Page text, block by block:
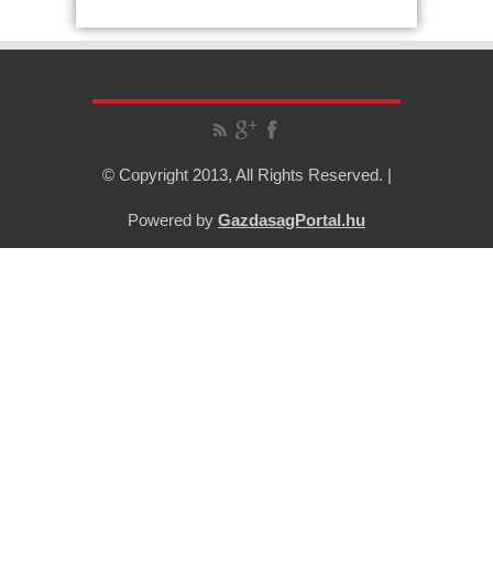
© Copyright 2013, All Rights Reserved. |
Powered by GazdasagPortal.hu